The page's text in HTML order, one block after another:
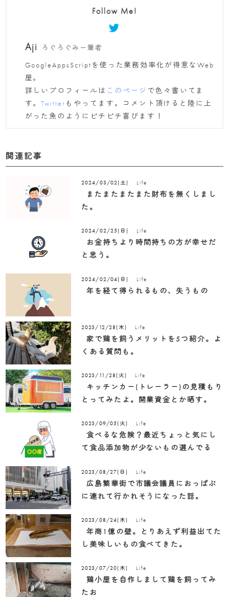
Follow Me!
Aji ろぐろぐみー筆者
GoogleAppsScriptを使った業務効率化が得意なWeb
屋。
詳しいプロフィールは このページ で色々書いてま
す。Twitter もやってます。コメント頂けると陸に上
がった魚のようにピチピチ喜びます！
関連記事
2024/03/02(土) Life
またまたまたまた財布を無くしまし
た。
2024/02/25(日) Life
お金持ちより時間持ちの方が幸せだ
と思う。
2024/02/04(日) Life
年を経て得られるもの、失うもの
2023/12/28(木) Life
家で鶏を飼うメリットを5つ紹介。よ
くある質問も。
2023/11/28(火) Life
キッチンカー(トレーラー)の見積もり
とってみたよ。開業資金とか晒す。
2023/09/05(火) Life
食べるな危険？最近ちょっと気にし
て食品添加物が少ないもの選んでる
2023/08/27(日) Life
広島繁華街で市議会議員におっぱぶ
に連れて行かれそうになった話。
2023/08/24(木) Life
年商1億の壁。とりあえず利益出てた
し美味しいもの食べてきた。
2023/07/20(木) Life
鶏小屋を自作しまして鶏を飼ってみ
たお